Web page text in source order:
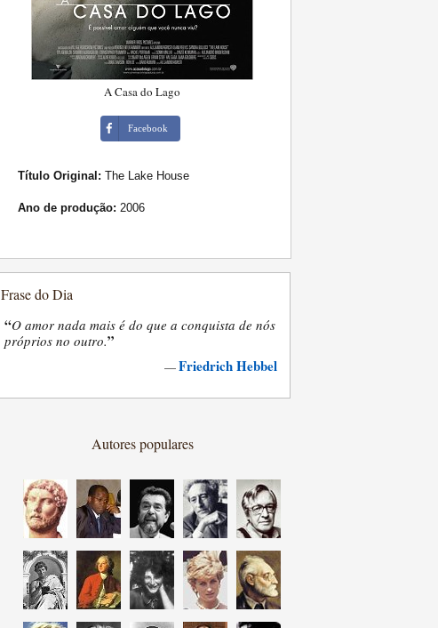
A Casa do Lago
Facebook
Título Original: The Lake House
Ano de produção: 2006
Frase do Dia
“O amor nada mais é do que a conquista de nós
próprios no outro.”
—Friedrich Hebbel
Autores populares